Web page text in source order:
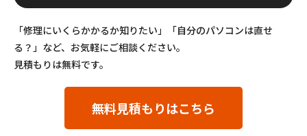
「修理にいくらかかるか知りたい」「自分のパソコンは直せ
る？」など、お気軽にご相談ください。
見積もりは無料です。
無料見積もりはこちら